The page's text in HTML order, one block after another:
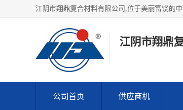
江阴市翔鼎
公司首页 供应商机